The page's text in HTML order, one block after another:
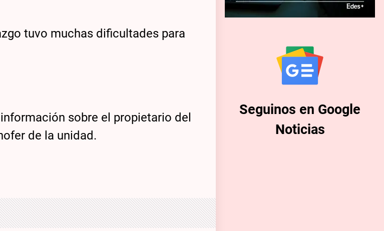
tuvo muchas dificultades para
sobre el propietario del
de la unidad.
Seguinos en Google
Noticias